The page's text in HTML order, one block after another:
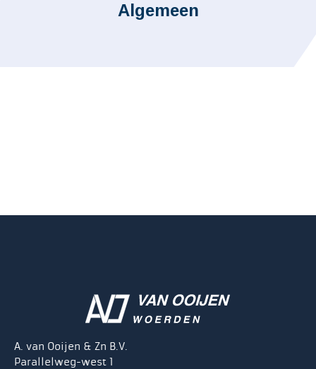
Algemeen
A. van Ooijen & Zn B.V.
Parallelweg-west 1